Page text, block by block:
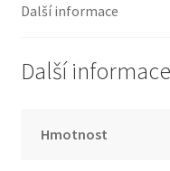
Další informace
Další informace
Hmotnost